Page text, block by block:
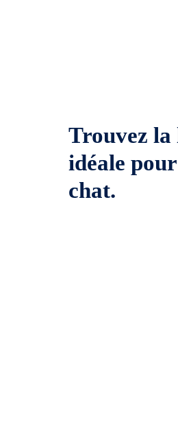
Trouvez
idéale
chat.